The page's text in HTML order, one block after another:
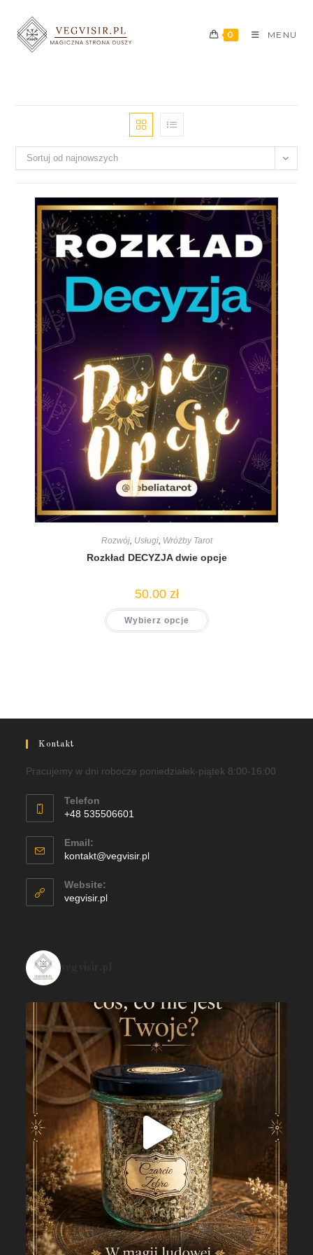
0 MENU
Sortuj od najnowszych
Rozwój, Usługi, Wróżby Tarot
Rozkład DECYZJA dwie opcje
50.00 zł
Wybierz opcje
Kontakt
Pracujemy w dni robocze poniedziałek-piątek 8:00-16:00
Telefon
+48 535506601
Email:
kontakt@vegvisir.pl
Website:
vegvisir.pl